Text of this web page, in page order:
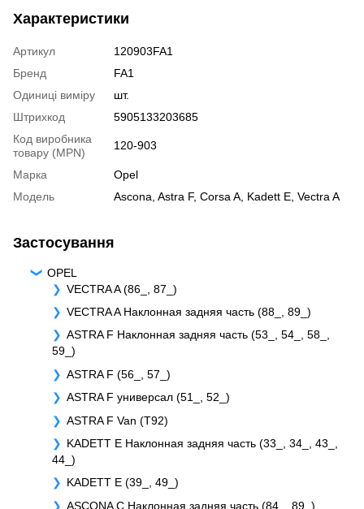
Характеристики
Артикул
120903FA1
Бренд
FA1
Одиниці виміру
шт.
Штрихкод
5905133203685
Код виробника
товару (MPN)
120-903
Марка
Opel
Модель
Ascona Astra F, Corsa A Kadett E Vectra A
Застосування
OPEL
VECTRA A (86_, 87_)
VECTRA A Наклонная задняя часть (88_, 89_)
ASTRA F Наклонная задняя часть (53_, 54_, 58_,
59_)
ASTRA F (56_, 57_)
ASTRA F универсал (51_, 52_)
ASTRA F Van (T92)
KADETT E Наклонная задняя часть (33_, 34_, 43_,
44_)
KADETT E (39_, 49_)
ASCONA C Наклонная задняя часть (84_, 89_)